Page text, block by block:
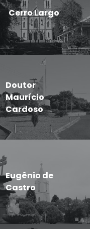
Cerro Largo
Doutor
Maurício
Cardoso
Eugênio de
Castro